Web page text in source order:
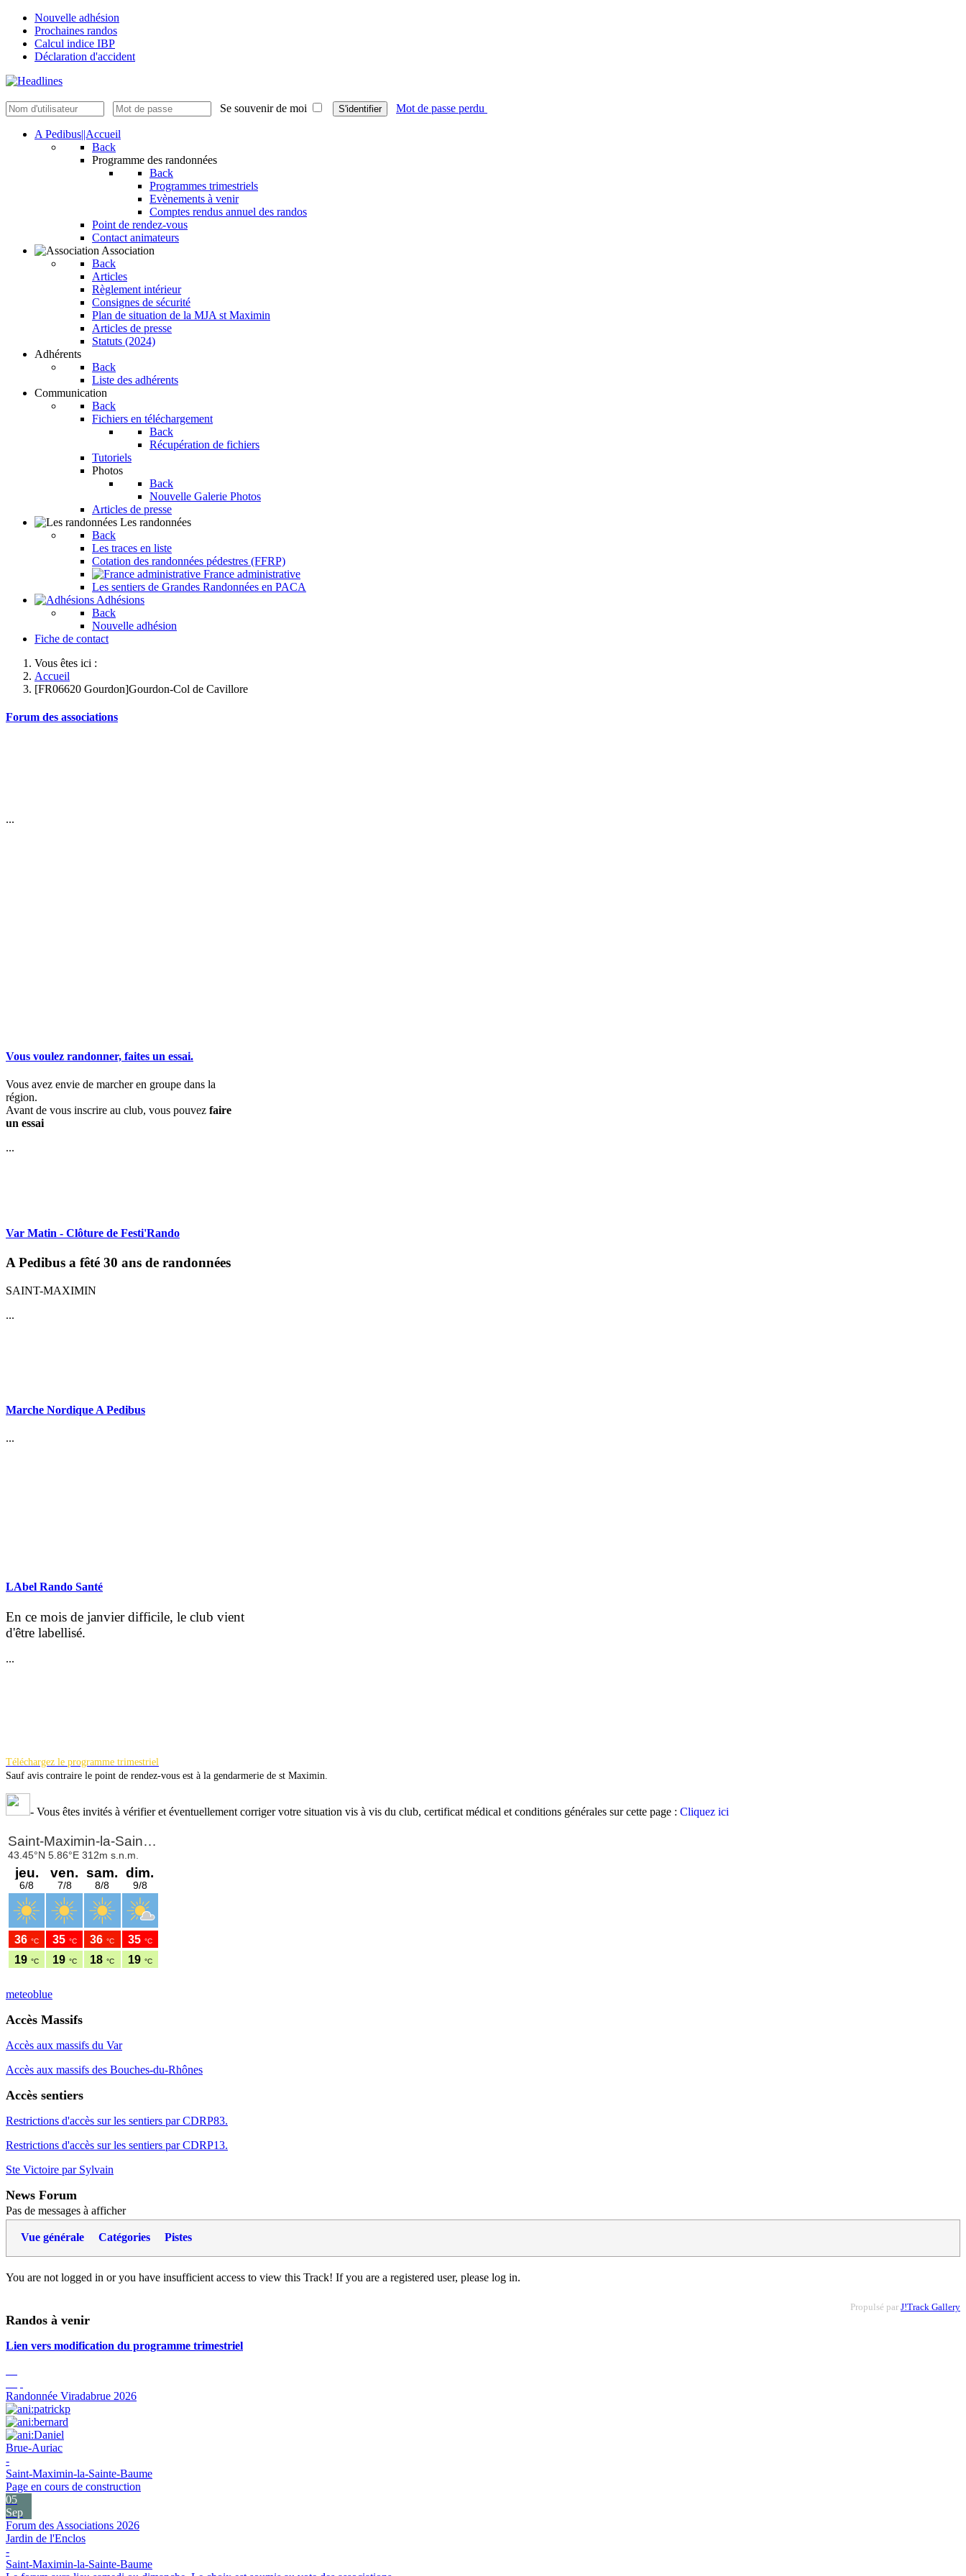
Nouvelle adhésion
Prochaines randos
Calcul indice IBP
Déclaration d'accident
Se souvenir de moi S'identifier Mot de passe perdu
A Pedibus||Accueil
Back
Programme des randonnées
Back
Programmes trimestriels
Evènements à venir
Comptes rendus annuel des randos
Point de rendez-vous
Contact animateurs
Association
Back
Articles
Règlement intérieur
Consignes de sécurité
Plan de situation de la MJA st Maximin
Articles de presse
Statuts (2024)
Adhérents
Back
Liste des adhérents
Communication
Back
Fichiers en téléchargement
Back
Récupération de fichiers
Tutoriels
Photos
Back
Nouvelle Galerie Photos
Articles de presse
Les randonnées
Back
Les traces en liste
Cotation des randonnées pédestres (FFRP)
France administrative
Les sentiers de Grandes Randonnées en PACA
Adhésions
Back
Nouvelle adhésion
Fiche de contact
Vous êtes ici :
Accueil
[FR06620 Gourdon]Gourdon-Col de Cavillore
Forum des associations
...
Vous voulez randonner, faites un essai.
Vous avez envie de marcher en groupe dans la
région.
Avant de vous inscrire au club, vous pouvez faire
un essai
...
Var Matin - Clôture de Festi'Rando
A Pedibus a fêté 30 ans de randonnées
SAINT-MAXIMIN
...
Marche Nordique A Pedibus
...
LAbel Rando Santé
En ce mois de janvier difficile, le club vient
d'être labellisé.
...
Téléchargez le programme trimestriel
Sauf avis contraire le point de rendez-vous est à la gendarmerie de st Maximin.
- Vous êtes invités à vérifier et éventuellement corriger votre situation vis à vis du club, certificat médical et conditions générales sur cette page : Cliquez ici
meteoblue
Accès Massifs
Accès aux massifs du Var
Accès aux massifs des Bouches-du-Rhônes
Accès sentiers
Restrictions d'accès sur les sentiers par CDRP83.
Restrictions d'accès sur les sentiers par CDRP13.
Ste Victoire par Sylvain
News Forum
Pas de messages à afficher
Vue générale Catégories Pistes
You are not logged in or you have insufficient access to view this Track! If you are a registered user, please log in.
Propulsé par J!Track Gallery
Randos à venir
Lien vers modification du programme trimestriel
Randonnée Viradabrue 2026
Brue-Auriac
-
Saint-Maximin-la-Sainte-Baume
Page en cours de construction
05
Sep
Forum des Associations 2026
Jardin de l'Enclos
-
Saint-Maximin-la-Sainte-Baume